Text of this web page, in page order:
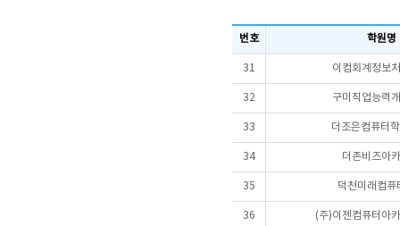
번호 학원명
31 이컴회계정보
32 구미직업능력
33 더조은컴퓨터
34 더존비즈아
35 덕천미래컴퓨
36 (주)이젠컴퓨터아